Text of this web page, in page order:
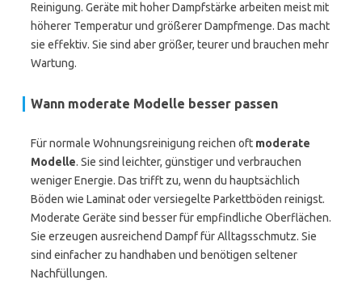
Reinigung. Geräte mit hoher Dampfstärke arbeiten meist mit
höherer Temperatur und größerer Dampfmenge. Das macht
sie effektiv. Sie sind aber größer, teurer und brauchen mehr
Wartung.
Wann moderate Modelle besser passen
Für normale Wohnungsreinigung reichen oft moderate
Modelle. Sie sind leichter, günstiger und verbrauchen
weniger Energie. Das trifft zu, wenn du hauptsächlich
Böden wie Laminat oder versiegelte Parkettböden reinigst.
Moderate Geräte sind besser für empfindliche Oberflächen.
Sie erzeugen ausreichend Dampf für Alltagsschmutz. Sie
sind einfacher zu handhaben und benötigen seltener
Nachfüllungen.